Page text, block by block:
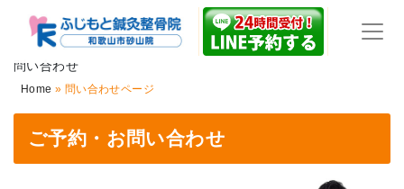
問い合わせ
Home » 問い合わせページ
ご予約・お問い合わせ